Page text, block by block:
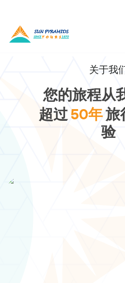
关于我
您的旅程从
超过50年旅
验